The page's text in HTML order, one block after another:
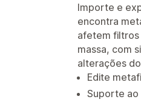
Importe e
encontra
afetem filtros
massa, com
alterações
Edite
Suporte ao